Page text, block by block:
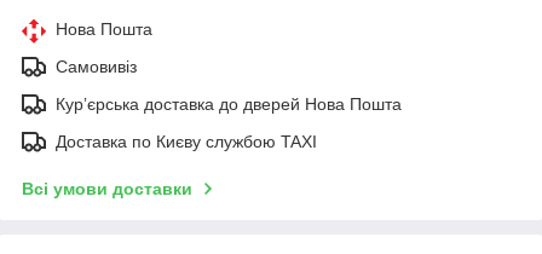
Нова Пошта
Самовивіз
Курʼєрська доставка до дверей Нова Пошта
Доставка по Києву службою TAXI
Всі умови доставки